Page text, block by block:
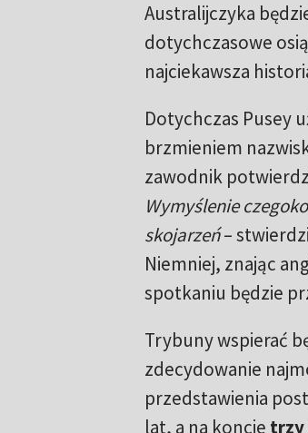
Australijczyka
dotychczasowe
najciekawsza
Dotychczas Pusey
brzmieniem
zawodnik
Wymyślenie
skojarzeń–
Niemniej, znając
spotkaniu będzie
Trybuny wspierać
zdecydowanie
przedstawienia
lat, a na koncie trzy